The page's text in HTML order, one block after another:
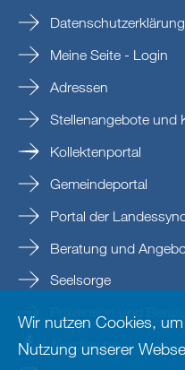
Datenschutzerklärung
Meine Seite - Login
Adressen
Stellenangebote und
Kollektenportal
Gemeindeportal
Portal der
Beratung und
Seelsorge
Nordkirche
Wir nutzen Cookies,
Nutzung unserer